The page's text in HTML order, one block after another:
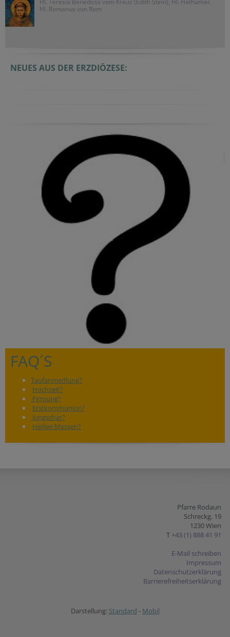
Hl. Romanus von Rom
NEUES AUS DER ERZDIÖZESE:
FAQ´S
Taufanmedlung?
Hochzeit?
Firmung?
Erstkommunion?
Jungschar?
Heilige Messen?
Pfarre Rodaun
Schreckg. 19
1230 Wien
T +43 (1) 888 41 91
E-Mail schreiben
Impressum
Datenschutzerklärung
Barrierefreiheitserklärung
Darstellung: Standard - Mobil